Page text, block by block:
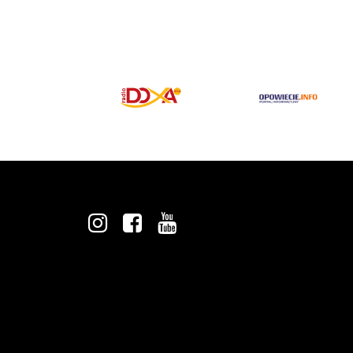
INSTAGRAM
FACEBOOK
YOUTUBE